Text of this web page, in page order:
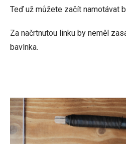
Teď už můžete začít namotávat
Za načrtnutou linku by neměl
bavlnka.